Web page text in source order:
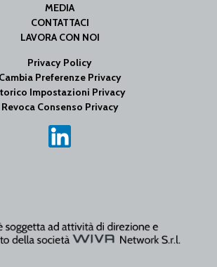
MEDIA
CONTATTACI
LAVORA CON NOI
Privacy Policy
Cambia Preferenze Privacy
Impostazioni Privacy
Revoca Consenso Privacy